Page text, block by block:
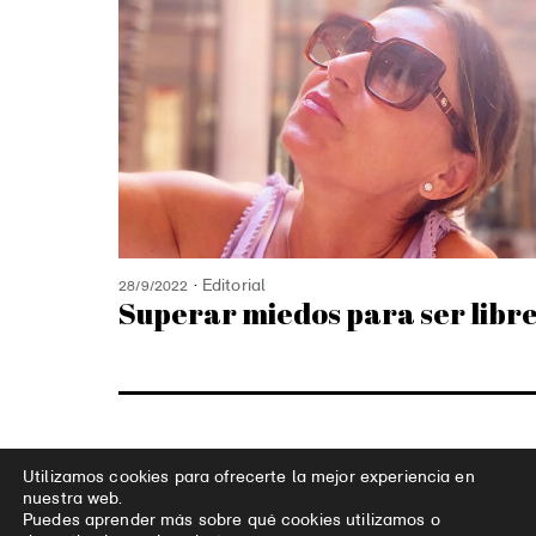
28/9/2022 Editorial
Superar miedos para ser
Utilizamos cookies para ofrecerte la mejor experiencia en
nuestra web.
Puedes aprender más sobre qué cookies utilizamos o